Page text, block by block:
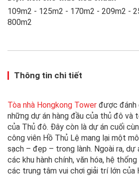
109m2 - 125m2 - 170m2 - 209m2 -
800m2
Thông tin chi tiết
Tòa nhà Hongkong Tower được đánh
những dự án hàng đầu của thủ đô và
của Thủ đô. Đây còn là dự án cuối
công viên Hồ Thủ Lệ mang lại một
sạch – đẹp – trong lành. Ngoài ra, dự
các khu hành chính, văn hóa, hệ
các trung tâm vui chơi giải trí lớn của